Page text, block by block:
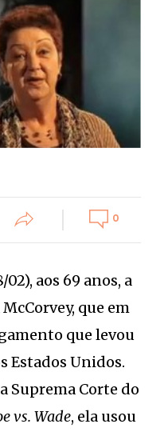
0
aos 69 anos, a
que em
que levou
Estados Unidos.
Suprema Corte do
vs. Wade, ela usou